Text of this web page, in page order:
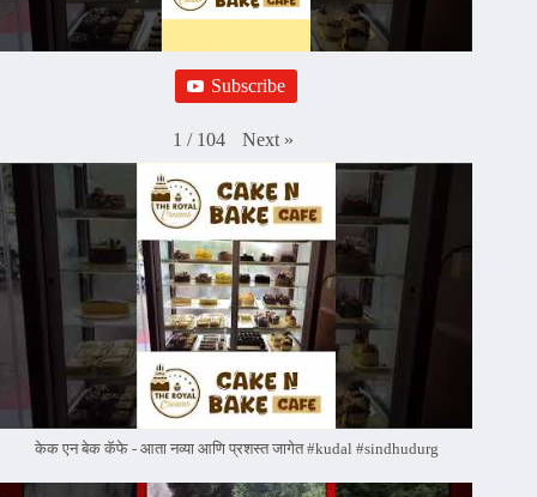
Subscribe
1 / 104 Next »
केक एन बेक कॅफे - आता नव्या आणि प्रशस्त जागेत #kudal #sindhudurg